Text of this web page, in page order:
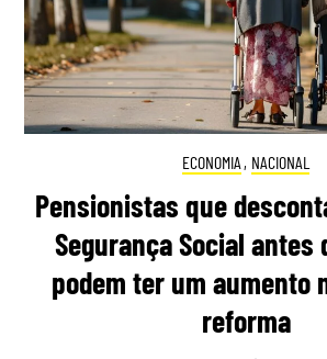
ECONOMIA , NACIONAL
Pensionistas que
Segurança Social antes
podem ter um aumento
reforma